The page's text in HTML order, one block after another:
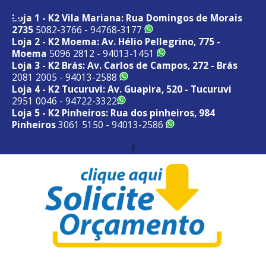
Loja 1 - K2 Vila Mariana: Rua Domingos de Morais
2735 5082-3766 - 94768-3177
Loja 2 - K2 Moema: Av. Hélio Pellegrino, 775 -
Moema 5096 2812 - 94013-1451
Loja 3 - K2 Brás: Av. Carlos de Campos, 272 - Brás
2081 2005 - 94013-2588
Loja 4 - K2 Tucuruvi: Av. Guapira, 520 - Tucuruvi
2951 0046 - 94722-3322
Loja 5 - K2 Pinheiros: Rua dos pinheiros, 984
Pinheiros3061 5150 - 94013-2586